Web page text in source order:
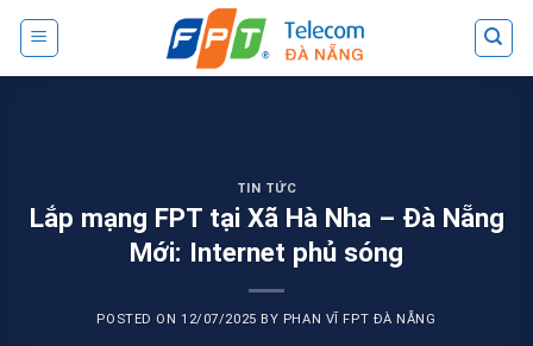
Skip
content
TIN TỨC
Lắp mạng FPT tại Xã Hà Nha – Đà Nẵng
Mới: Internet phủ sóng
POSTED ON12/07/2025 BY PHAN VĨ FPT ĐÀ NẴNG